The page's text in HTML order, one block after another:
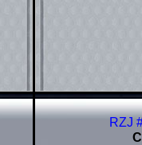
RZJ